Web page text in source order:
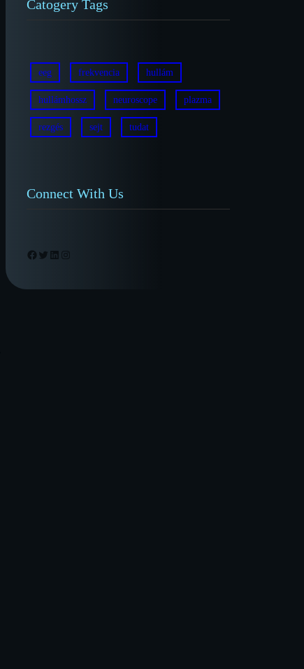
Catogery Tags
eeg frekvencia hullám
hullámhossz neuroscope plazma
rezgés sejt tudat
Connect With Us
Facebook Twitter LinkedIn Instagram